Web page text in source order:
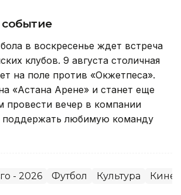
в воскресенье ждет встреча
клубов. 9 августа столичная
на поле против «Окжетпеса».
«Астана Арене» и станет еще
вечер в компании
поддержать любимую команду
- 2026 Футбол Культура